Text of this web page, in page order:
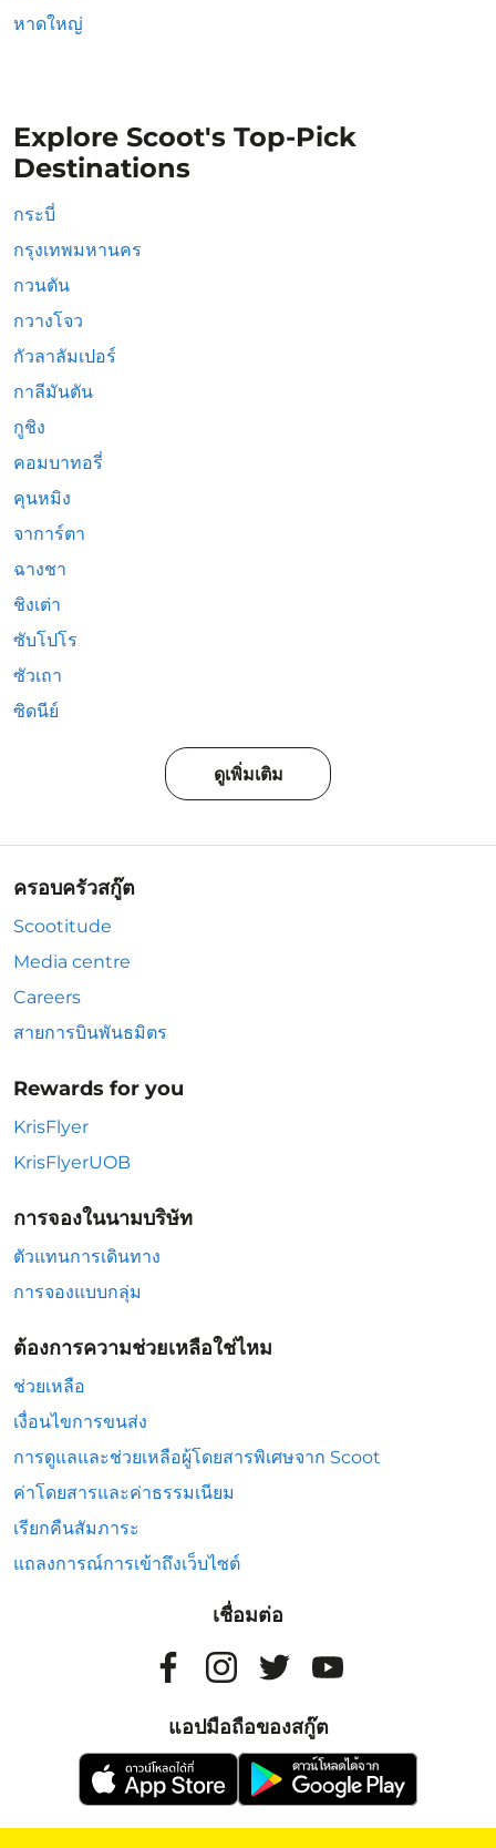
หาดใหญ่
Explore Scoot's Top-Pick
Destinations
กระบี่
กรุงเทพมหานคร
กวนตัน
กวางโจว
กัวลาลัมเปอร์
กาลีมันตัน
กูชิง
คอมบาทอรี่
คุนหมิง
จาการ์ตา
ฉางชา
ชิงเต่า
ซับโปโร
ซัวเถา
ซิดนีย์
ดูเพิ่มเติม
ครอบครัวสกู๊ต
Scootitude
Media centre
Careers
สายการบินพันธมิตร
Rewards for you
KrisFlyer
KrisFlyerUOB
การจองในนามบริษัท
ตัวแทนการเดินทาง
การจองแบบกลุ่ม
ต้องการความช่วยเหลือใช่ไหม
ช่วยเหลือ
เงื่อนไขการขนส่ง
การดูแลและช่วยเหลือผู้โดยสารพิเศษจาก Scoot
ค่าโดยสารและค่าธรรมเนียม
เรียกคืนสัมภาระ
แถลงการณ์การเข้าถึงเว็บไซต์
เชื่อมต่อ
แอปมือถือของสกู๊ต